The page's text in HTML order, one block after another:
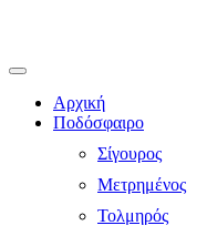
Αρχική
Ποδόσφαιρο
Σίγουρος
Μετρημένος
Τολμηρός